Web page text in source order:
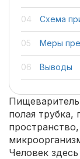
Схема
Меры
Выводы
полая
Человек